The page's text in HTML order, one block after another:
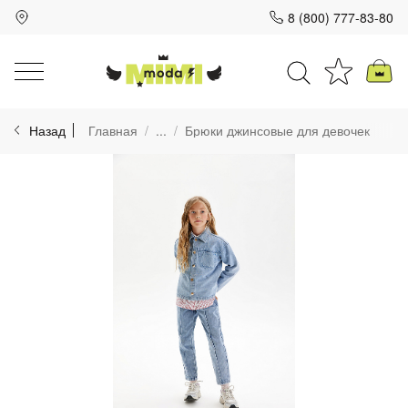
8 (800) 777-83-80
Назад Главная ... Брюки джинсовые для девочек
Для клиентов всех банков
Разбейте
без переплат